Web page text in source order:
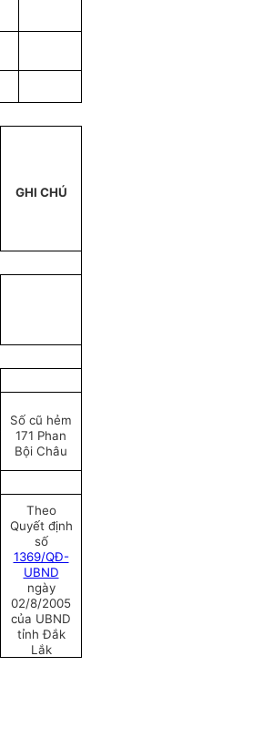
GHI CHÚ
Số cũ hẻm
171 Phan
Bội Châu
Theo
Quyết định
số
1369/QĐ-
UBND
ngày
02/8/2005
của UBND
tỉnh Đắk
Lắk